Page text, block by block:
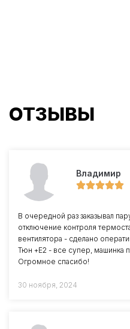
ОТЗЫВЫ
Владимир
В очередной раз заказывал
отключение контроля
вентилятора - сделано
Тюн +Е2 - все супер, машинка
Огромное спасибо!
30 ноября, 2024